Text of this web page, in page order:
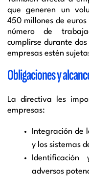
que generen un
450 millones de
número de
cumplirse durante
empresas estén
Obligaciones y
La directiva les
empresas:
Integración de
y los sistemas
adversos